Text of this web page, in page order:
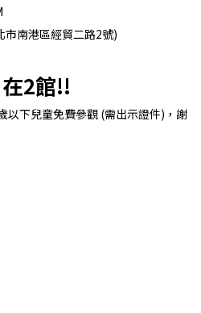
市南港區經貿二路2號)
在2館!!
以下兒童免費參觀 (需出示證件)，謝